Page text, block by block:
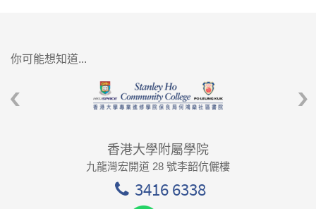
你可能想知道...
香港大學附屬學院
九龍灣宏開道 28 號李韶伉儷樓
3416 6338